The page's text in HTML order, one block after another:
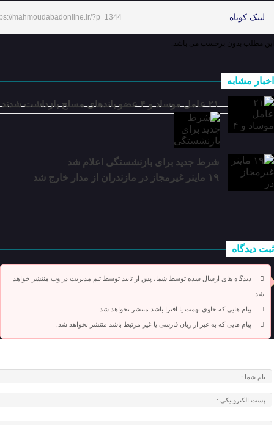
لینک کوتاه : mahmoudabadonline.ir/?p=1344
این مطلب بدون برچسب می باشد.
اخبار مشابه
۲۱ عامل موساد و ۴ عضو باند‌های مسلح بازداشت شدند
شرط جدید برای بازنشستگی اعلام شد
۱۹ ماینر غیرمجاز در مازندران از مدار خارج شد
ثبت دیدگاه
دیدگاه های ارسال شده توسط شما، پس از تایید توسط تیم مدیریت در وب منتشر خواهد
شد.
پیام هایی که حاوی تهمت یا افترا باشد منتشر نخواهد شد.
پیام هایی که به غیر از زبان فارسی یا غیر مرتبط باشد منتشر نخواهد شد.